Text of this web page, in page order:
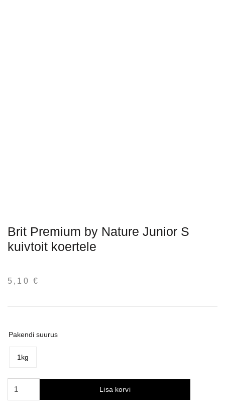
Brit Premium by Nature Junior S
kuivtoit koertele
5,10 €
Pakendi suurus
1kg
Lisa korvi